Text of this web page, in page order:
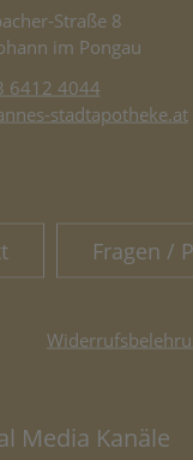
Straße 8
im Pongau
6412 4044
stadtapotheke.at
Fragen /
Media Kanäle